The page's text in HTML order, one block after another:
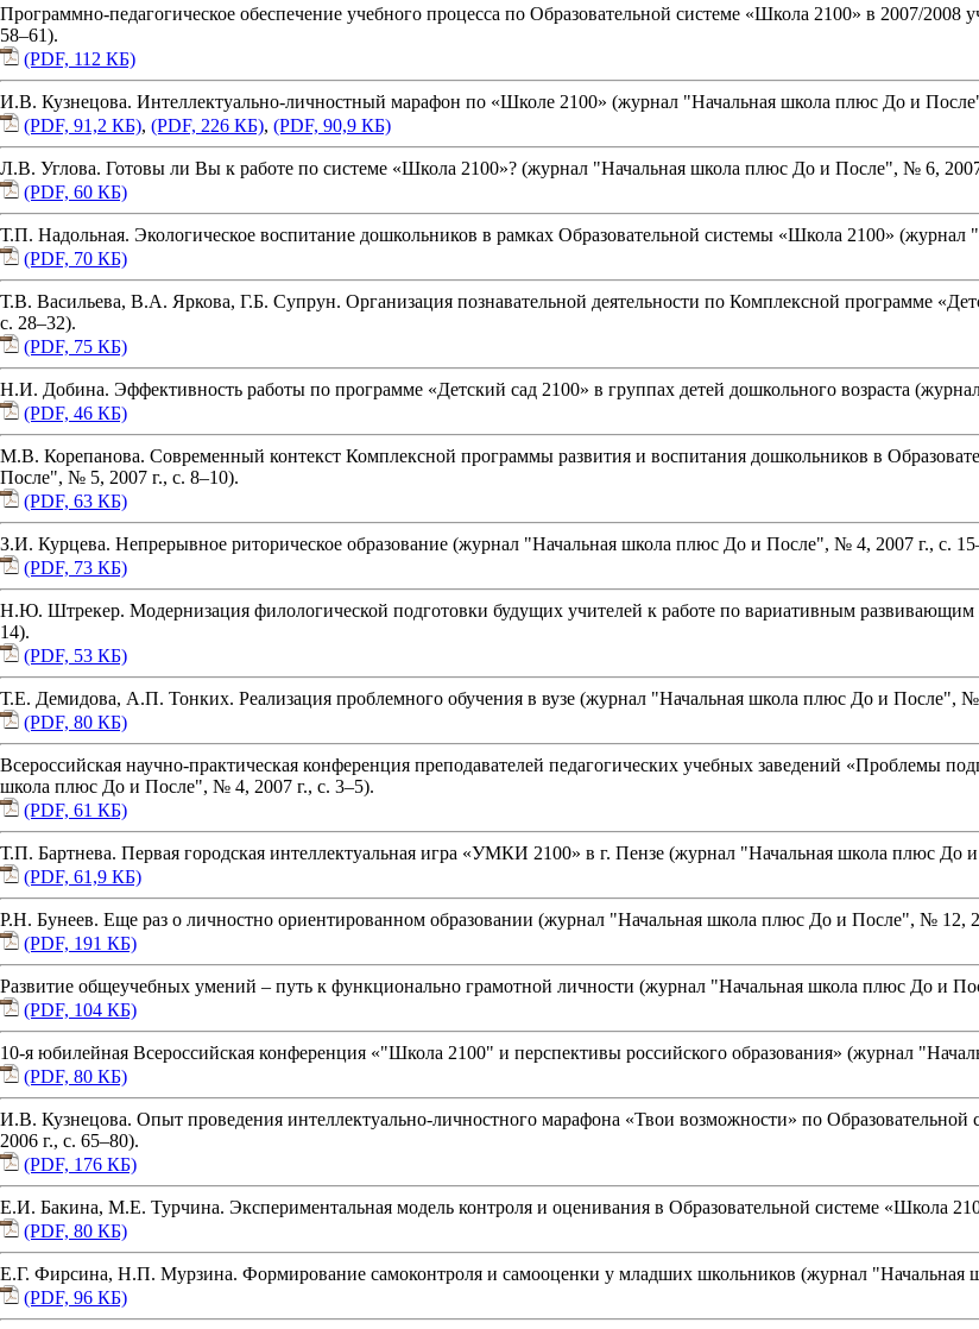
Программно-педагогическое обеспечение учебного процесса по Образовательной системе «Школа 2100» в 2007/
58–61).
(PDF, 112 КБ)
И.В. Кузнецова. Интеллектуально-личностный марафон по «Школе 2100» (журнал "Начальная школа плюс До и
(PDF, 91,2 КБ), (PDF, 226 КБ), (PDF, 90,9 КБ)
Л.В. Углова. Готовы ли Вы к работе по системе «Школа 2100»? (журнал "Начальная школа плюс До и После", № 6, 2007
(PDF, 60 КБ)
Т.П. Надольная. Экологическое воспитание дошкольников в рамках Образовательной системы «Школа 2100»
(PDF, 70 КБ)
Т.В. Васильева, В.А. Яркова, Г.Б. Супрун. Организация познавательной деятельности по Комплексной программе
с. 28–32).
(PDF, 75 КБ)
Н.И. Добина. Эффективность работы по программе «Детский сад 2100» в группах детей дошкольного возраста
(PDF, 46 КБ)
М.В. Корепанова. Современный контекст Комплексной программы развития и воспитания дошкольников в
После", № 5, 2007 г., с. 8–10).
(PDF, 63 КБ)
З.И. Курцева. Непрерывное риторическое образование (журнал "Начальная школа плюс До и После", № 4, 2007 г., с.
(PDF, 73 КБ)
Н.Ю. Штрекер. Модернизация филологической подготовки будущих учителей к работе по вариативным
14).
(PDF, 53 КБ)
Т.Е. Демидова, А.П. Тонких. Реализация проблемного обучения в вузе (журнал "Начальная школа плюс До и После", №
(PDF, 80 КБ)
Всероссийская научно-практическая конференция преподавателей педагогических учебных заведений «Проблемы
школа плюс До и После", № 4, 2007 г., с. 3–5).
(PDF, 61 КБ)
Т.П. Бартнева. Первая городская интеллектуальная игра «УМКИ 2100» в г. Пензе (журнал "Начальная школа плюс До
(PDF, 61,9 КБ)
Р.Н. Бунеев. Еще раз о личностно ориентированном образовании (журнал "Начальная школа плюс До и После", № 12,
(PDF, 191 КБ)
Развитие общеучебных умений – путь к функционально грамотной личности (журнал "Начальная школа плюс До и
(PDF, 104 КБ)
10-я юбилейная Всероссийская конференция «"Школа 2100" и перспективы российского образования» (журнал
(PDF, 80 КБ)
И.В. Кузнецова. Опыт проведения интеллектуально-личностного марафона «Твои возможности» по
2006 г., с. 65–80).
(PDF, 176 КБ)
Е.И. Бакина, М.Е. Турчина. Экспериментальная модель контроля и оценивания в Образовательной системе «Школа
(PDF, 80 КБ)
Е.Г. Фирсина, Н.П. Мурзина. Формирование самоконтроля и самооценки у младших школьников (журнал "Начальная
(PDF, 96 КБ)